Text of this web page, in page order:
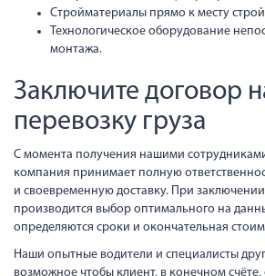
Стройматериалы прямо к месту
Технологическое оборудование
монтажа.
Заключите договор
перевозку груза
С момента получения нашими
компания принимает полную
и своевременную доставку. При
производится выбор оптимального на
определяются сроки и окончательная
Наши опытные водители и специалисты
возможное чтобы клиент, в конечном счёте,